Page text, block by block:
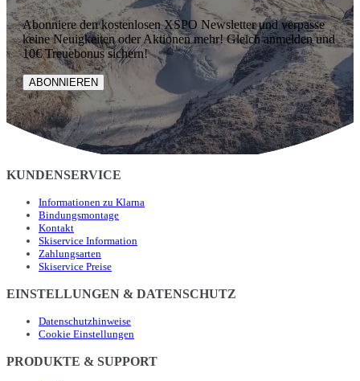
Abonniere den kostenlosen XSPO Newsletter und verpasse
keine Neuigkeiten oder Aktionen mehr! Gleich anmelden und
10€ Treuebonus sichern!
ABONNIEREN
KUNDENSERVICE
Informationen zu Klarna
Bindungsmontage
Kontakt
Skiservice Information
Zahlungsarten
Skiservice Preise
EINSTELLUNGEN & DATENSCHUTZ
Datenschutzhinweise
Cookie Einstellungen
PRODUKTE & SUPPORT